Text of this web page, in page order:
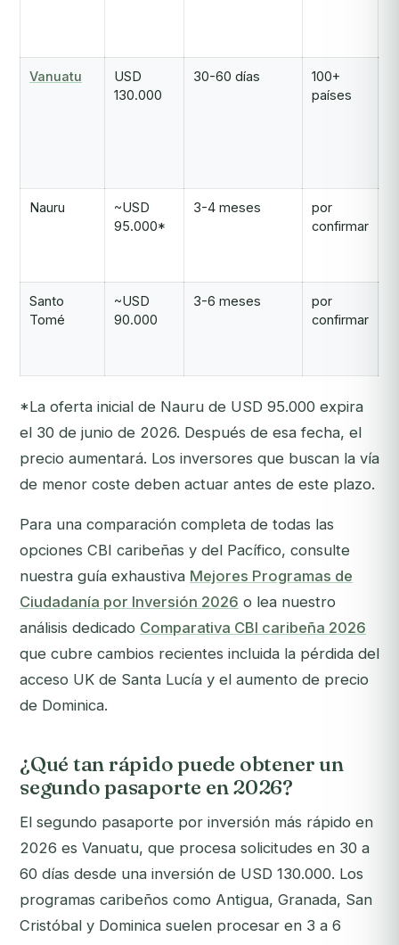
Vanuatu
USD
130.000
30-60 días
100+
países
Nauru
~USD
95.000*
3-4 meses
por
confirmar
Santo
Tomé
~USD
90.000
3-6 meses
por
confirmar
*La oferta inicial de Nauru de USD 95.000 expira
el 30 de junio de 2026. Después de esa fecha, el
precio aumentará. Los inversores que buscan la vía
de menor coste deben actuar antes de este plazo.
Para una comparación completa de todas las
opciones CBI caribeñas y del Pacífico, consulte
nuestra guía exhaustiva Mejores Programas de
Ciudadanía por Inversión 2026 o lea nuestro
análisis dedicado Comparativa CBI caribeña 2026
que cubre cambios recientes incluida la pérdida del
acceso UK de Santa Lucía y el aumento de precio
de Dominica.
¿Qué tan rápido puede obtener un
segundo pasaporte en 2026?
El segundo pasaporte por inversión más rápido en
2026 es Vanuatu, que procesa solicitudes en 30 a
60 días desde una inversión de USD 130.000. Los
programas caribeños como Antigua, Granada, San
Cristóbal y Dominica suelen procesar en 3 a 6